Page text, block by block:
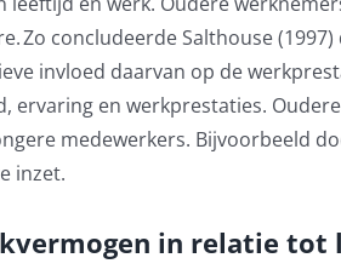
Zo concludeerdeSalthouse
invloed daarvan op de
ervaring en werkprestaties.
medewerkers. Bijvoorbeeld
inzet.
in relatie tot